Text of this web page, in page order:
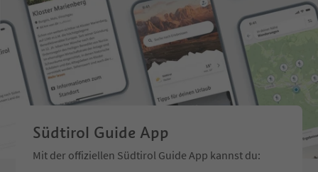
Südtirol Guide App
Mit der offiziellen Südtirol Guide App kannst du: